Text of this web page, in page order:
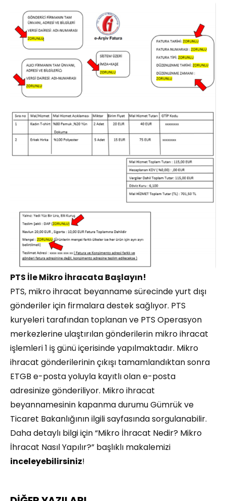
PTS İle Mikro İhracata Başlayın!
PTS, mikro ihracat beyanname sürecinde yurt dışı
gönderiler için firmalara destek sağlıyor. PTS
kuryeleri tarafından toplanan ve PTS Operasyon
merkezlerine ulaştırılan gönderilerin mikro ihracat
işlemleri 1 iş günü içerisinde yapılmaktadır. Mikro
ihracat gönderilerinin çıkışı tamamlandıktan sonra
ETGB e-posta yoluyla kayıtlı olan e-posta
adresinize gönderiliyor. Mikro ihracat
beyannamesinin kapanma durumu Gümrük ve
Ticaret Bakanlığının ilgili sayfasında sorgulanabilir.
Daha detaylı bilgi için “Mikro İhracat Nedir? Mikro
İhracat Nasıl Yapılır?” başlıklı makalemizi
inceleyebilirsiniz!